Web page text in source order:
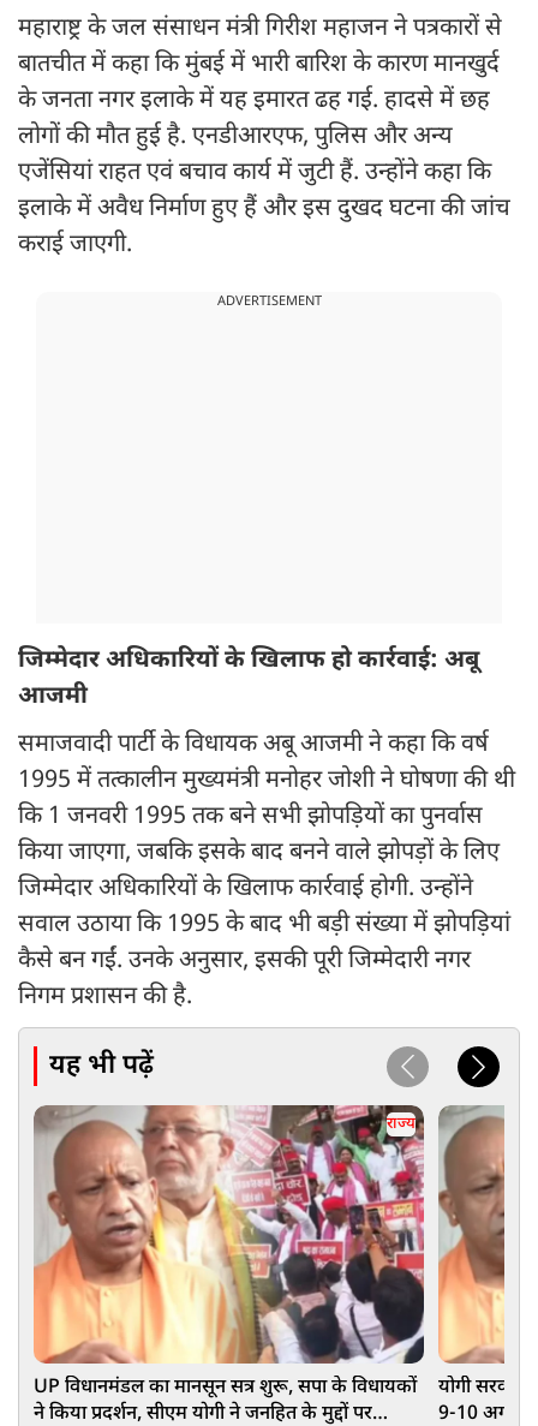
महाराष्ट्र के जल संसाधन मंत्री गिरीश महाजन ने पत्रकारों से
बातचीत में कहा कि मुंबई में भारी बारिश के कारण मानखुर्द
के जनता नगर इलाके में यह इमारत ढह गई. हादसे में छह
लोगों की मौत हुई है. एनडीआरएफ, पुलिस और अन्य
एजेंसियां राहत एवं बचाव कार्य में जुटी हैं. उन्होंने कहा कि
इलाके में अवैध निर्माण हुए हैं और इस दुखद घटना की जांच
कराई जाएगी.
ADVERTISEMENT
जिम्मेदार अधिकारियों के खिलाफ हो कार्रवाई: अबू
आजमी
समाजवादी पार्टी के विधायक अबू आजमी ने कहा कि वर्ष
1995 में तत्कालीन मुख्यमंत्री मनोहर जोशी ने घोषणा की थी
कि 1 जनवरी 1995 तक बने सभी झोपड़ियों का पुनर्वास
किया जाएगा, जबकि इसके बाद बनने वाले झोपड़ों के लिए
जिम्मेदार अधिकारियों के खिलाफ कार्रवाई होगी. उन्होंने
सवाल उठाया कि 1995 के बाद भी बड़ी संख्या में झोपड़ियां
कैसे बन गईं. उनके अनुसार, इसकी पूरी जिम्मेदारी नगर
निगम प्रशासन की है.
यह भी पढ़ें
राज्य
UP विधानमंडल का मानसून सत्र शुरू, सपा के विधायकों
ने किया प्रदर्शन, सीएम योगी ने जनहित के मुद्दों पर
योगी सरकार
9-10 अगस्त